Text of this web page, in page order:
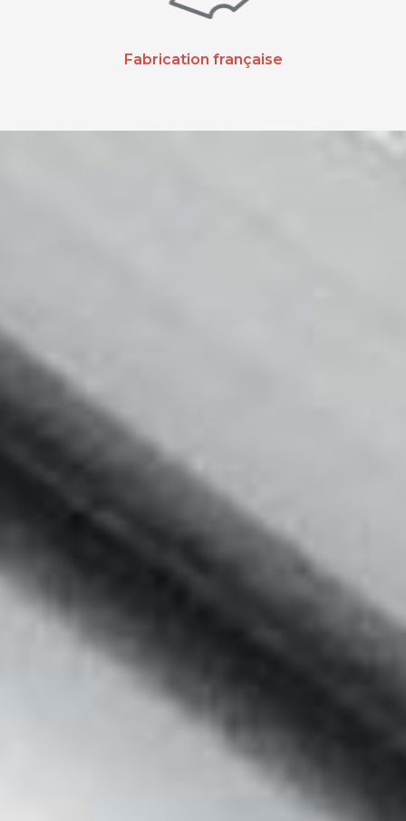
Fabrication française